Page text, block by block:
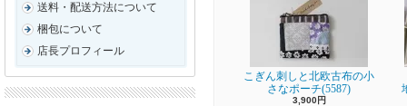
送料・配送方法について
梱包について
店長プロフィール
こぎん刺しと北欧古布の小
さなポーチ(5587)
3,900円